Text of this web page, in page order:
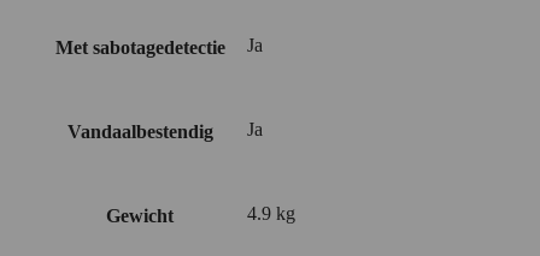
Met sabotagedetectie Ja
Vandaalbestendig Ja
Gewicht 4.9 kg